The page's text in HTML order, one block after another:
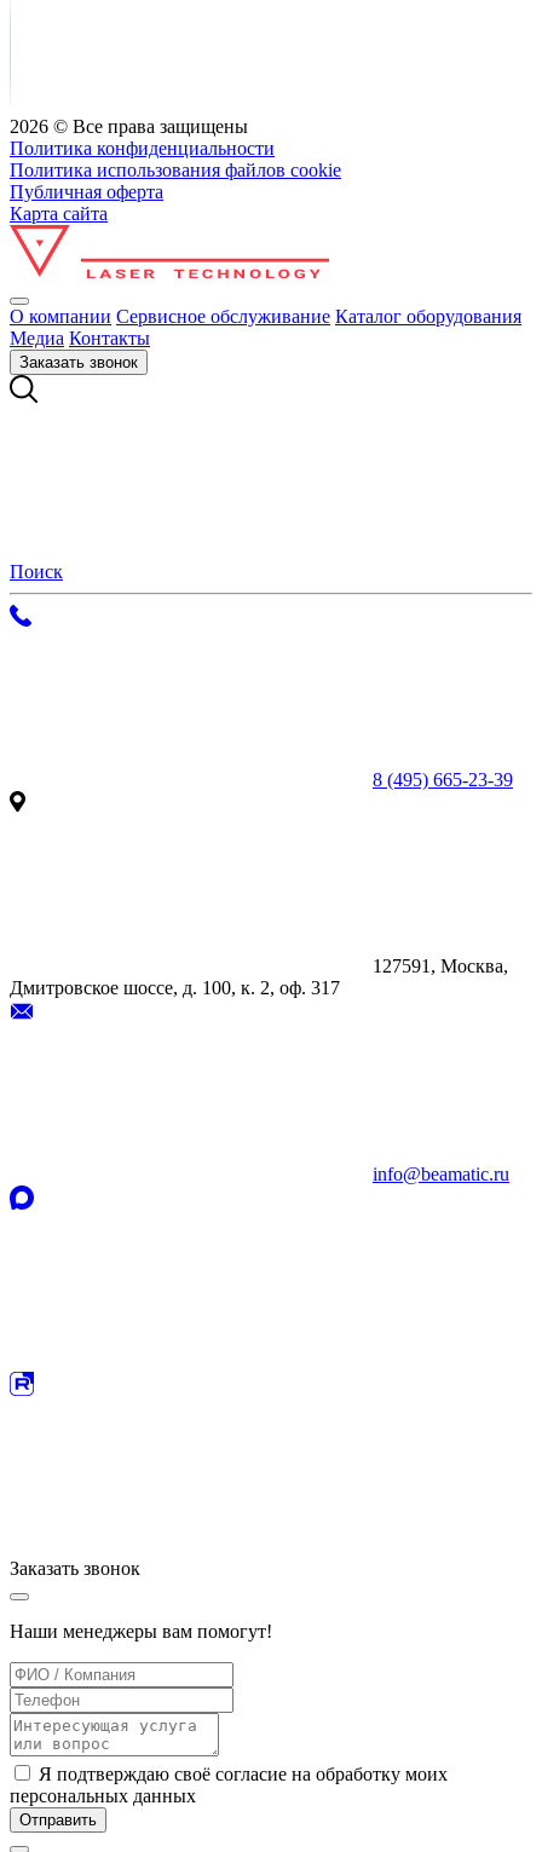
2026 © Все права защищены
Политика конфиденциальности
Политика использования файлов cookie
Публичная оферта
Карта сайта
О компании Сервисное обслуживание Каталог оборудования
Медиа Контакты
Заказать звонок
Поиск
8 (495) 665-23-39
127591, Москва,
Дмитровское шоссе, д. 100, к. 2, оф. 317
info@beamatic.ru
Заказать звонок
Наши менеджеры вам помогут!
Я подтверждаю своё согласие на обработку моих
персональных данных
Отправить